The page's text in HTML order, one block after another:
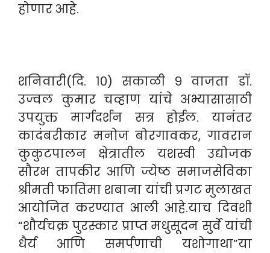
होणार आहे.
शनिवारी(दि. १०) सकाळी ९ वाजता डॉ.
उज्वल कुमार चव्हाण यांचे अभ्यासासाठी
उपयुक्त मार्गदर्शन सत्र होईल. यानंतर
कादंबरीकार मनोज बोरगावकर, गावरान
कुकुटपालन क्षेत्रातील यशस्वी उद्योजक
सौरभ तापकीर आणि ज्येष्ठ समाजसेविका
श्रीमती फातिमा शबाना यांची प्रगट मुलाखत
आयोजित करण्यात आली आहे.याच दिवशी
“शौर्यचक्र पुरस्कार प्राप्त मधुसूदन सुर्वे यांची
धैर्य आणि समर्पणाची यशोगाथा”या